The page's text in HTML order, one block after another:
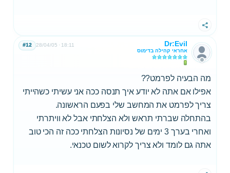
שתף
Dr:Evil
אחראי קהילה בדימוס
28/04/05 18:11
#12
מה הבעיה לפרמט??
אפילו אם אתה לא יודע איך תנסה ככה אני עשיתי כשהייתי
צריך לפרמט את המחשב שלי בפעם הראשונה.
בהתחלה שברתי תראש ולא הצלחתי אבל לא וויתרתי
ואחרי בערך 3 ימים של נסיונות הצלחתי ככה זה הכי טוב
אתה גם לומד ולא צריך לקרוא לשום טכנאי.